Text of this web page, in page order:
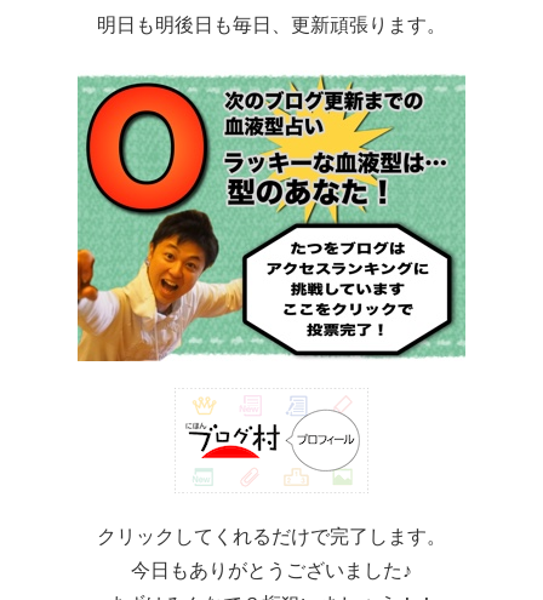
明日も明後日も毎日、更新頑張ります。
クリックしてくれるだけで完了します。
今日もありがとうございました♪